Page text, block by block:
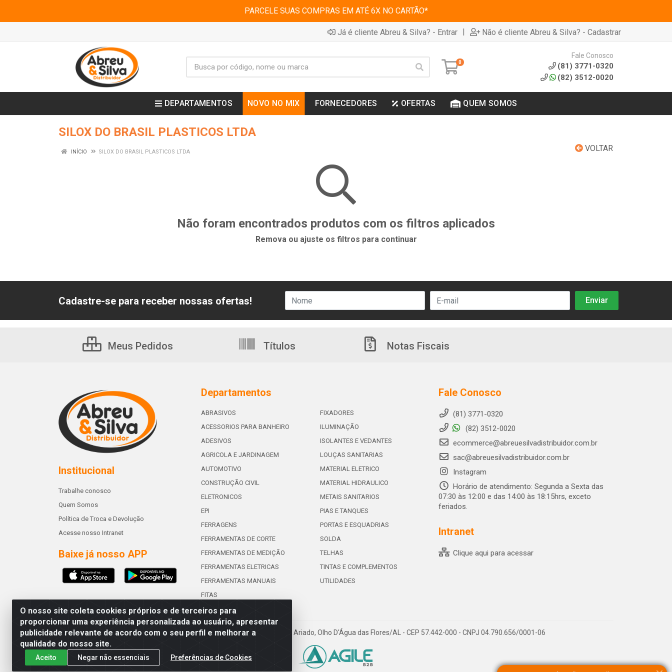
PARCELE SUAS COMPRAS EM ATÉ 6X NO CARTÃO*
Já é cliente Abreu & Silva? - Entrar | Não é cliente Abreu & Silva? - Cadastrar
0
Fale Conosco
(81) 3771-0320
(82) 3512-0020
DEPARTAMENTOS NOVO NO MIX FORNECEDORES OFERTAS QUEM SOMOS
SILOX DO BRASIL PLASTICOS LTDA
VOLTAR
INÍCIO SILOX DO BRASIL PLASTICOS LTDA
Não foram encontrados produtos com os filtros aplicados
Remova ou ajuste os filtros para continuar
O nosso site coleta cookies próprios e de terceiros para
proporcionar uma experiência personalizada ao usuário, apresentar
publicidade relevante de acordo com o seu perfil e melhorar a
qualidade do nosso site.
Aceito Negar não essenciais Preferências de Cookies
Cadastre-se para receber nossas ofertas!
Meus Pedidos Títulos Notas Fiscais
Institucional
Trabalhe conosco
Quem Somos
Política de Troca e Devolução
Acesse nosso Intranet
Baixe já nosso APP
Departamentos
ABRASIVOS
ACESSORIOS PARA BANHEIRO
ADESIVOS
AGRICOLA E JARDINAGEM
AUTOMOTIVO
CONSTRUÇÃO CIVIL
ELETRONICOS
EPI
FERRAGENS
FERRAMENTAS DE CORTE
FERRAMENTAS DE MEDIÇÃO
FERRAMENTAS ELETRICAS
FERRAMENTAS MANUAIS
FITAS
FIXADORES
ILUMINAÇÃO
ISOLANTES E VEDANTES
LOUÇAS SANITARIAS
MATERIAL ELETRICO
MATERIAL HIDRAULICO
METAIS SANITARIOS
PIAS E TANQUES
PORTAS E ESQUADRIAS
SOLDA
TELHAS
TINTAS E COMPLEMENTOS
UTILIDADES
Fale Conosco
(81) 3771-0320
(82) 3512-0020
ecommerce@abreuesilvadistribuidor.com.br
sac@abreuesilvadistribuidor.com.br
Instagram
Horário de atendimento: Segunda a Sexta das
07:30 às 12:00 e das 14:00 às 18:15hrs, exceto
feriados.
Intranet
Clique aqui para acessar
Abreu & Silva - Rua Padre Jose de Souza Leite, 265 - Ariado, Olho D'Água das Flores/AL - CEP 57.442-000 - CNPJ 04.790.656/0001-06